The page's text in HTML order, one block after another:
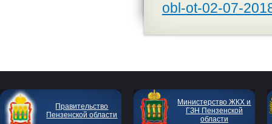
obl-ot-02-07-
Правительство
Пензенской области
Министерство ЖКХ и
ГЗН Пензенской
области